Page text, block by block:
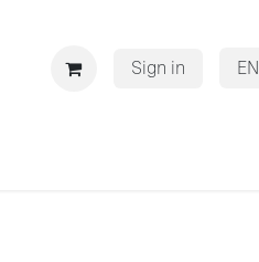
Sign in EN